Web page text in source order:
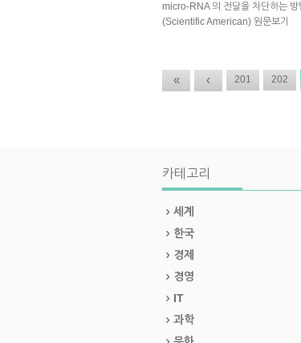
micro-RNA 의 전달을 차단하는 방
(Scientific American) 원문보기
« ‹ 201 202
카테고리
세계
한국
경제
경영
IT
과학